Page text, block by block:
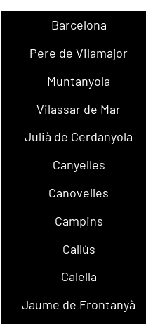
Barcelona
Pere de Vilamajor
Muntanyola
Vilassar de Mar
Julià de Cerdanyola
Canyelles
Canovelles
Campins
Callús
Calella
Jaume de Frontanyà